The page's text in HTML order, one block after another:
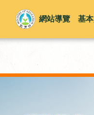
網站導覽 基